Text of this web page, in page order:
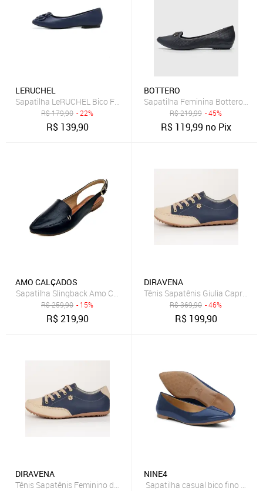
LERUCHEL
Sapatilha LeRUCHEL Bico Fino Flor Marinho
R$179,90 - 22%
R$ 139,90
BOTTERO
Sapatilha Feminina Bottero
R$219,99 - 45%
R$ 119,99 no Pix
AMO CALÇADOS
Sapatilha Slingback Amo Calçados em Couro Azul Marinho
R$259,90 - 15%
R$219,90
DIRAVENA
Tênis Sapatênis Giulia Capri em
R$369,90 - 46%
R$ 199,90
DIRAVENA
Tênis Sapatênis Feminino diRavena em Couro - Cod100 - Azul/Bege
NINE4
Sapatilha casual bico fino